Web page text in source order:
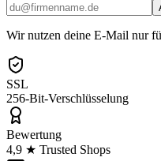
Wir nutzen deine E-Mail nur
SSL
256-Bit-Verschlüsselung
Bewertung
4,9 ★ Trusted Shops